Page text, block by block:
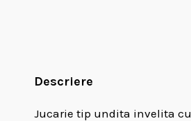
Descriere
Jucarie tip undita invelita